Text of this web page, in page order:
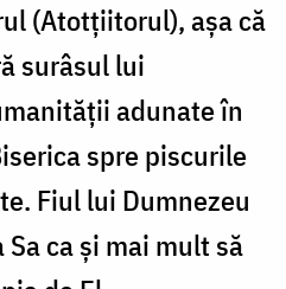
(Atotţiitorul), aşa că
surâsul lui
adunate în
spre piscurile
Fiul lui Dumnezeu
ca şi mai mult să